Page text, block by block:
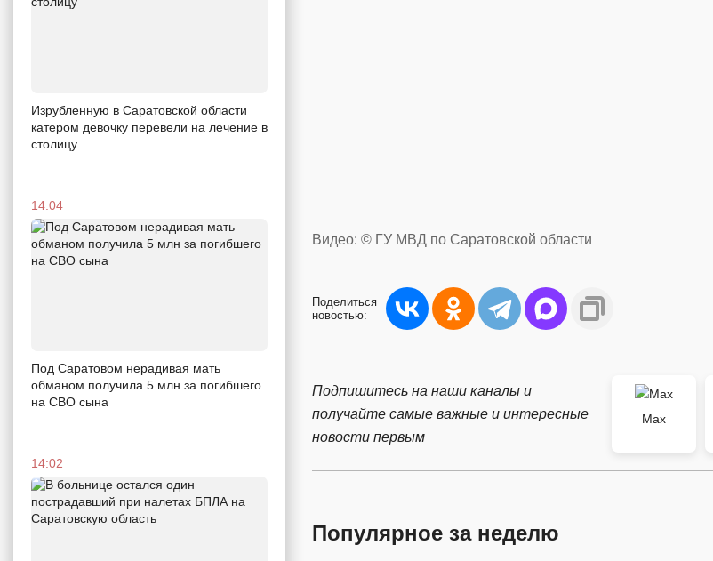
Изрубленную в Саратовской области
катером девочку перевели на лечение в
столицу
14:04
Под Саратовом нерадивая мать
обманом получила 5 млн за погибшего
на СВО сына
14:02
Видео: © ГУ МВД по Саратовской области
Поделиться
новостью:
Подпишитесь на наши каналы и
получайте самые важные и интересные
новости первым
Max
Популярное за неделю